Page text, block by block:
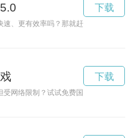
速、更有效率吗？那就赶快下载安装充
下载
受网络限制？试试免费国际服加速器，
下载